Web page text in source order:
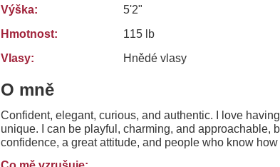
Výška:
5'2"
Hmotnost:
115 lb
Vlasy:
Hnědé vlasy
O mně
Confident, elegant, curious, and authentic. I love
unique. I can be playful, charming, and approachable, but I also enjoy taking control of the energy in my shows. I appreciate
confidence, a great attitude, and people who know how to treat a woman. I love meeting